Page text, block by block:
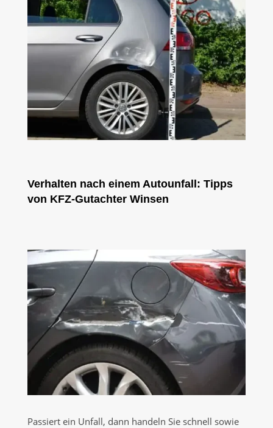
Verhalten nach einem Autounfall: Tipps
von KFZ-Gutachter Winsen
Passiert ein Unfall, dann handeln Sie schnell sowie